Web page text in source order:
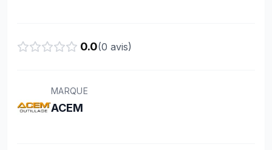
0.0(0 avis)
MARQUE
ACEM